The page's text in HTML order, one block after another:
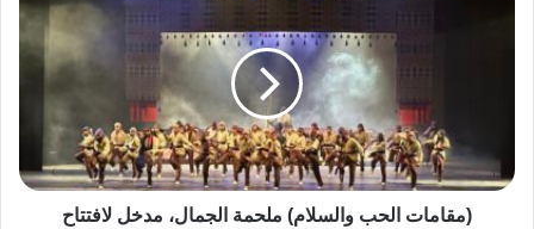
(مقامات الحب والسلام) ملحمة الجمال، مدخل لافتتاح